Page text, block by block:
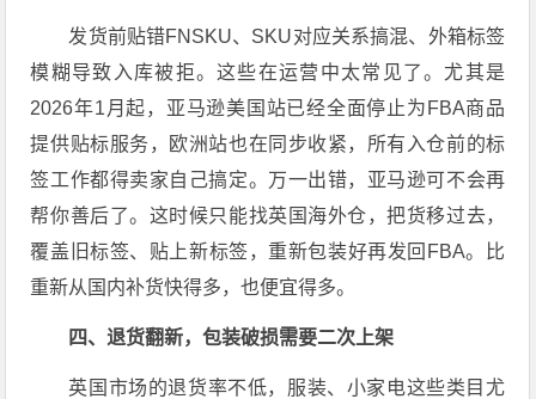
发货前贴错FNSKU、SKU对应关系搞混、外箱标签
模糊导致入库被拒。这些在运营中太常见了。尤其是
2026年1月起，亚马逊美国站已经全面停止为FBA商品
提供贴标服务，欧洲站也在同步收紧，所有入仓前的标
签工作都得卖家自己搞定。万一出错，亚马逊可不会再
帮你善后了。这时候只能找英国海外仓，把货移过去，
覆盖旧标签、贴上新标签，重新包装好再发回FBA。比
重新从国内补货快得多，也便宜得多。
四、退货翻新，包装破损需要二次上架
英国市场的退货率不低，服装、小家电这些类目尤